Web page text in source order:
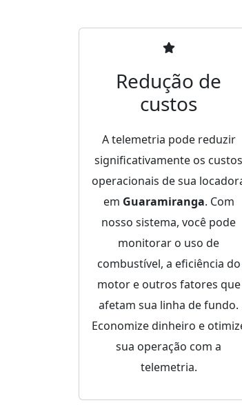
Redução de
custos
A telemetria pode reduzir
significativamente os custos
operacionais de sua
em Guaramiranga. Com
nosso sistema, você pode
monitorar o uso de
combustível, a eficiência do
motor e outros fatores que
afetam sua linha de fundo.
Economize dinheiro e
sua operação com a
telemetria.